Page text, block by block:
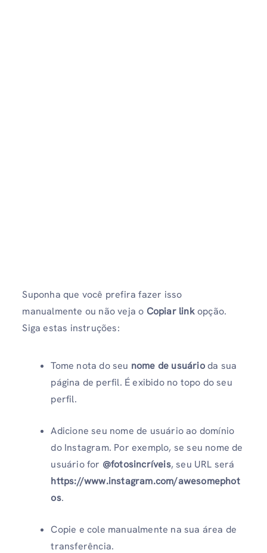
Suponha que você prefira fazer isso
manualmente ou não veja o Copiar linkopção.
Siga estas instruções:
Tome nota do seu nome de usuárioda sua
página de perfil. É exibido no topo do seu
perfil.
Adicione seu nome de usuário ao domínio
do Instagram. Por exemplo, se seu nome de
usuário for @fotosincríveis, seu URL será
https://www.instagram.com/awesomephot
os.
Copie e cole manualmente na sua área de
transferência.